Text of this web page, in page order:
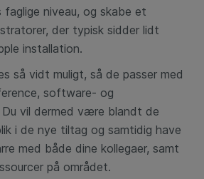
faglige niveau, og skabe et
der typisk sidder lidt
installation.
så vidt muligt, så de passer med
software- og
Du vil dermed være blandt de
i de nye tiltag og samtidig have
med både dine kollegaer, samt
på området.